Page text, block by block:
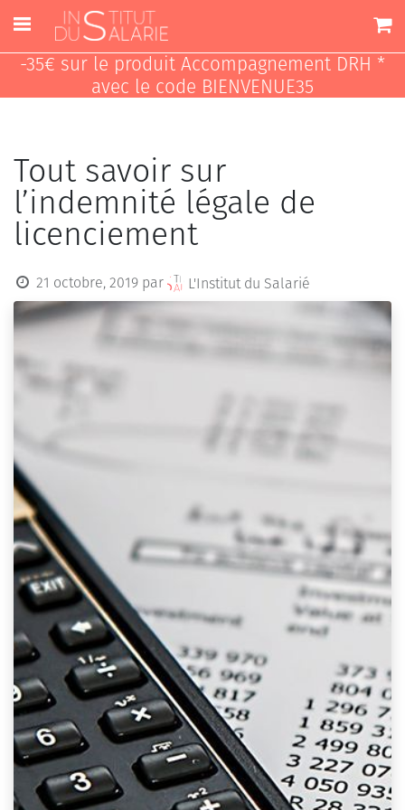
-35€ sur le produit Accompagnement DRH *
avec le code BIENVENUE35
Tout savoir sur
l’indemnité légale de
licenciement
21 octobre, 2019 par L'Institut du Salarié